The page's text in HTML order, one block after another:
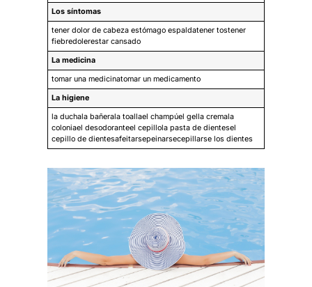
Los síntomas
tener dolor de cabeza estómago espaldatener tostener
fiebredolerestar cansado
La medicina
tomar una medicinatomar un medicamento
La higiene
la duchala bañerala toallael champúel gella cremala
coloniael desodoranteel cepillola pasta de dientesel
cepillo de dientesafeitarsepeinarsecepillarse los dientes